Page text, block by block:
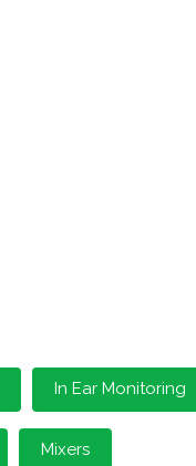
In Ear Monitoring
Mixers